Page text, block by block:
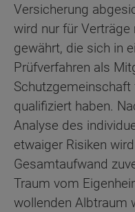
Versicherung
wird nur für
gewährt, die sich in
Prüfverfahren als
Schutzgemeinschaft
qualifiziert haben.
Analyse des
etwaiger Risiken
Gesamtaufwand
Traum vom
wollenden Albtraum